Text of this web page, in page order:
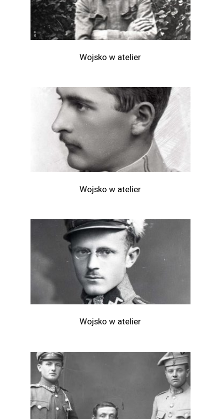
Wojsko w atelier
Wojsko w atelier
Wojsko w atelier